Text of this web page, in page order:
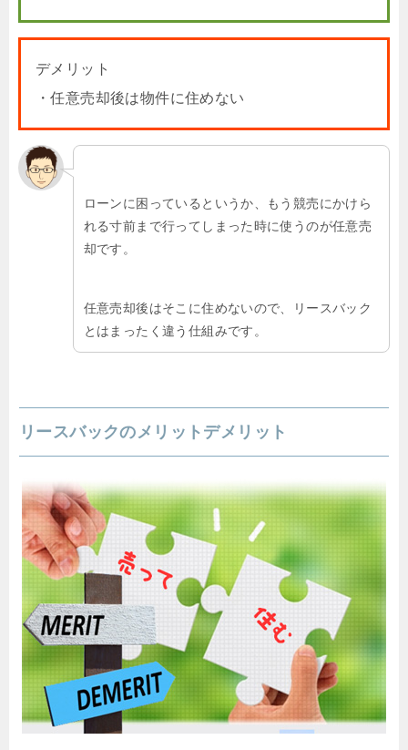
デメリット
・任意売却後は物件に住めない
ローンに困っているというか、もう競売にかけら
れる寸前まで行ってしまった時に使うのが任意売
却です。
任意売却後はそこに住めないので、リースバック
とはまったく違う仕組みです。
リースバックのメリットデメリット